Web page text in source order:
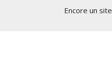
Encore un site